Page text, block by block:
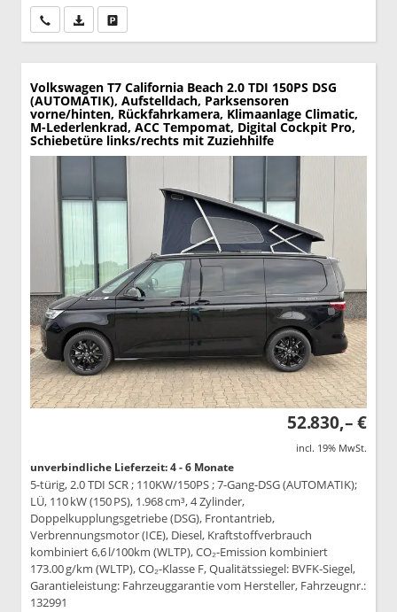
Wir rufen Sie anPDF-Datei, Fahrzeugexposé drucken
Volkswagen T7 California Beach 2.0 TDI 150PS DSG
(AUTOMATIK), Aufstelldach, Parksensoren
vorne/hinten, Rückfahrkamera, Klimaanlage Climatic,
M-Lederlenkrad, ACC Tempomat, Digital Cockpit Pro,
Schiebetüre links/rechts mit Zuziehhilfe
52.830,– €
incl. 19% MwSt.
unverbindliche Lieferzeit: 4 - 6 Monate
5-türig, 2.0 TDI SCR ; 110KW/150PS ; 7-Gang-DSG (AUTOMATIK);
LÜ, 110 kW (150 PS), 1.968 cm³, 4 Zylinder,
Doppelkupplungsgetriebe (DSG), Frontantrieb,
Verbrennungsmotor (ICE), Diesel, Kraftstoffverbrauch
kombiniert 6,6 l/100km (WLTP), CO₂-Emission kombiniert
173.00 g/km (WLTP), CO₂-Klasse F, Qualitätssiegel: BVFK-Siegel,
Garantieleistung: Fahrzeuggarantie vom Hersteller, Fahrzeugnr.:
132991